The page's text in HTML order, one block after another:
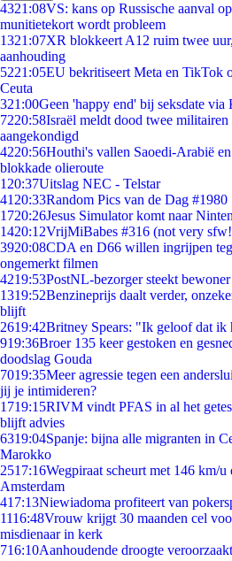
4321:08VS: kans op Russische aanval
munitietekort wordt probleem
1321:07XR blokkeert A12 ruim twee
aanhouding
5221:05EU bekritiseert Meta en TikTok
Ceuta
321:00Geen 'happy end' bij seksdate via
7220:58Israël meldt dood twee
aangekondigd
4220:56Houthi's vallen Saoedi-Arabië
blokkade olieroute
1 20:37Uitslag NEC - Telstar
41 20:33Random Pics van de Dag #1980
1720:26Jesus Simulator komt naar
1420:12VrijMiBabes #316 (not very
3920:08CDA en D66 willen ingrijpen
ongemerkt filmen
4219:53PostNL-bezorger steekt
1319:52Benzineprijs daalt verder,
blijft
2619:42Britney Spears: "Ik geloof dat ik
919:36Broer 135 keer gestoken en
doodslag Gouda
7019:35Meer agressie tegen een
jij je intimideren?
1719:15RIVM vindt PFAS in al het
blijft advies
6319:04Spanje: bijna alle migranten in
Marokko
2517:16Wegpiraat scheurt met 146 km/u
Amsterdam
417:13Niewiadoma profiteert van
1116:48Vrouw krijgt 30 maanden cel
misdienaar in kerk
716:10Aanhoudende droogte